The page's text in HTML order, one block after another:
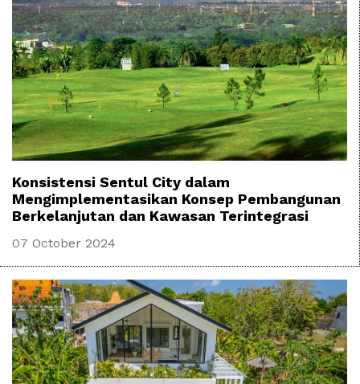
Konsistensi Sentul City dalam
Mengimplementasikan Konsep Pembangunan
Berkelanjutan dan Kawasan Terintegrasi
07 October 2024